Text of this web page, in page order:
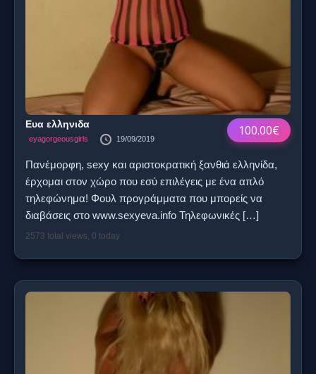
100.00€
Ευα ελληνιδα
eyagorgeousgirls 19/09/2019
Πανέμορφη, sexy και αριστοκρατική ξανθιά ελληνίδα,
έρχομαι στον χώρο που εσύ επιλέγεις με ένα απλό
τηλεφώνημα! Φουλ προγράμματα που μπορείς να
διαβάσεις στο www.sexyeva.info Τηλεφωνικές […]
2573 total views, 0 today